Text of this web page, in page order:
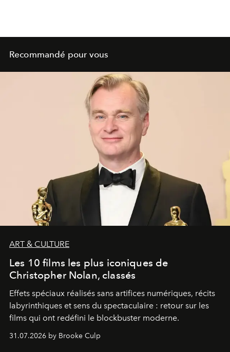
Recommandé pour vous
ART & CULTURE
Les 10 films les plus iconiques de
Christopher Nolan, classés
Effets spéciaux réalisés sans artifices numériques, récits
labyrinthiques et sens du spectaculaire : retour sur les
films qui ont redéfini le blockbuster moderne.
31.07.2026 by Brooke Culp